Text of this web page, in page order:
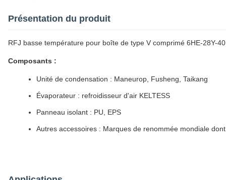
Présentation du produit
RFJ basse température pour boîte de type V comprimé 6HE-28Y-
Composants :
Unité de condensation : Maneurop, Fusheng, Taikang
Évaporateur : refroidisseur d'air KELTESS
Panneau isolant : PU, EPS
Autres accessoires : Marques de renommée mondiale